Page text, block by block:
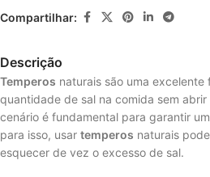
Compartilhar:
Descrição
Temperos naturais são uma excelente
quantidade de sal na comida sem
cenário é fundamental para garantir
para isso, usar temperos naturais
esquecer de vez o excesso de sal.